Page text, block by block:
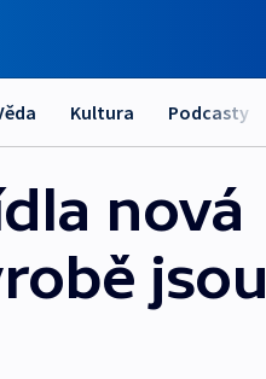
Kultura Podcasty
nová
jsou